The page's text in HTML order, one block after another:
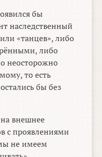
бы
наследственный
«танцев», либо
либо
неосторожно
то есть
бы без
внешнее
с проявлениями
не имеем